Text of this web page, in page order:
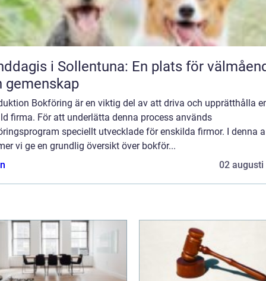
i Sollentuna: En plats för
gemenskap
Bokföring är en viktig del av att driva och upprätthålla
firma. För att underlätta denna process används
speciellt utvecklade för enskilda firmor. I denna
vi ge en grundlig översikt över bokför...
02 augusti